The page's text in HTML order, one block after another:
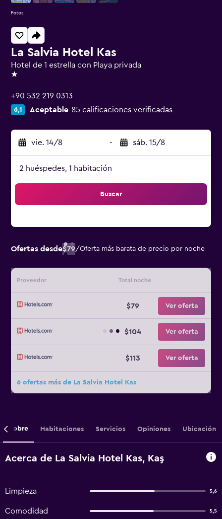
La Salvia Hotel Kas
Hotel de 1 estrella con Playa privada
1 estrella
+90 532 219 0313
6,1 Aceptable 85 calificaciones verificadas
vie. 14/8 - sáb. 15/8
2 huéspedes, 1 habitación
Buscar
Ofertas desde$79/Oferta más barata de precio por noche
Proveedor Total noche
$79 Ver oferta
$104 Ver oferta
$113 Ver oferta
6 ofertas más de La Salvia Hotel Kas
Fotos
Sobre Habitaciones Servicios Opiniones Ubicación
Acerca de La Salvia Hotel Kas, Kaş
Limpieza 5,6
Comodidad 5,5